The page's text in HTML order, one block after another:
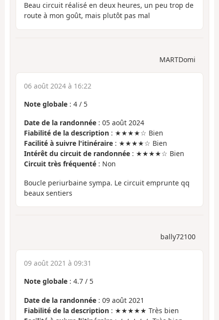
Beau circuit réalisé en deux heures, un peu trop de
route à mon goût, mais plutôt pas mal
MARTDomi
06 août 2024 à 16:22
Note globale : 4 / 5
Date de la randonnée : 05 août 2024
Fiabilité de la description : ★★★★☆ Bien
Facilité à suivre l'itinéraire : ★★★★☆ Bien
Intérêt du circuit de randonnée : ★★★★☆ Bien
Circuit très fréquenté : Non
Boucle periurbaine sympa. Le circuit emprunte qq
beaux sentiers
bally72100
09 août 2021 à 09:31
Note globale : 4.7 / 5
Date de la randonnée : 09 août 2021
Fiabilité de la description : ★★★★★ Très bien